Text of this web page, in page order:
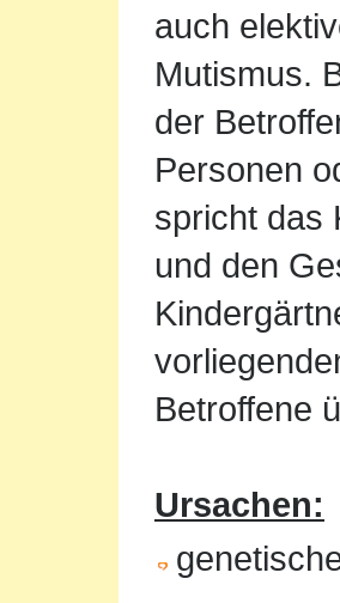
auch
Mutismus.
der
Personen
spricht das
und den
Betroffene
Ursachen: